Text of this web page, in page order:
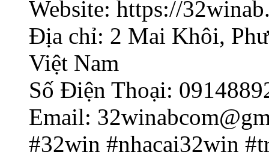
Website: https://
Địa chỉ: 2 Mai Khôi,
Việt Nam
Số Điện Thoại:
Email:
#32win #nhacai32win